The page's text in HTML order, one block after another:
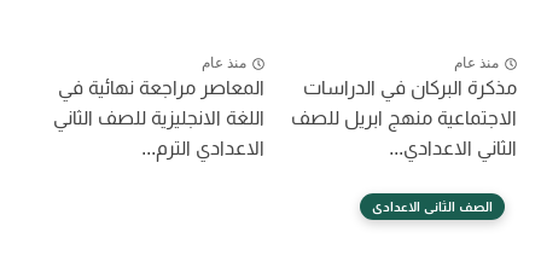
منذ عام
مذكرة البركان في الدراسات
الاجتماعية منهج ابريل للصف
الثاني الاعدادي...
منذ عام
المعاصر مراجعة نهائية في
اللغة الانجليزية للصف الثاني
الاعدادي الترم...
الصف الثانى الاعدادى